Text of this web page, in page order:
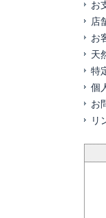
お
店
お
天
特
個
お
リ